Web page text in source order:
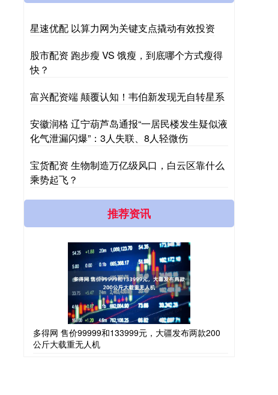
星速优配 以算力网为关键支点撬动有效投资
股市配资 跑步瘦 VS 饿瘦，到底哪个方式瘦得
快？
富兴配资端 颠覆认知！韦伯新发现无自转星系
安徽润格 辽宁葫芦岛通报“一居民楼发生疑似液
化气泄漏闪爆”：3人失联、8人轻微伤
宝货配资 生物制造万亿级风口，白云区靠什么
乘势起飞？
推荐资讯
多得网 售价99999和133999元，大疆发布两款200
公斤大载重无人机